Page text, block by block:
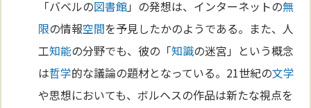
「バベルの図書館」の発想は、インターネットの無
限の情報空間を予見したかのようである。また、人
工知能の分野でも、彼の「知識の迷宮」という概念
は哲学的な議論の題材となっている。21世紀の文学
や思想においても、ボルヘスの作品は新たな視点を